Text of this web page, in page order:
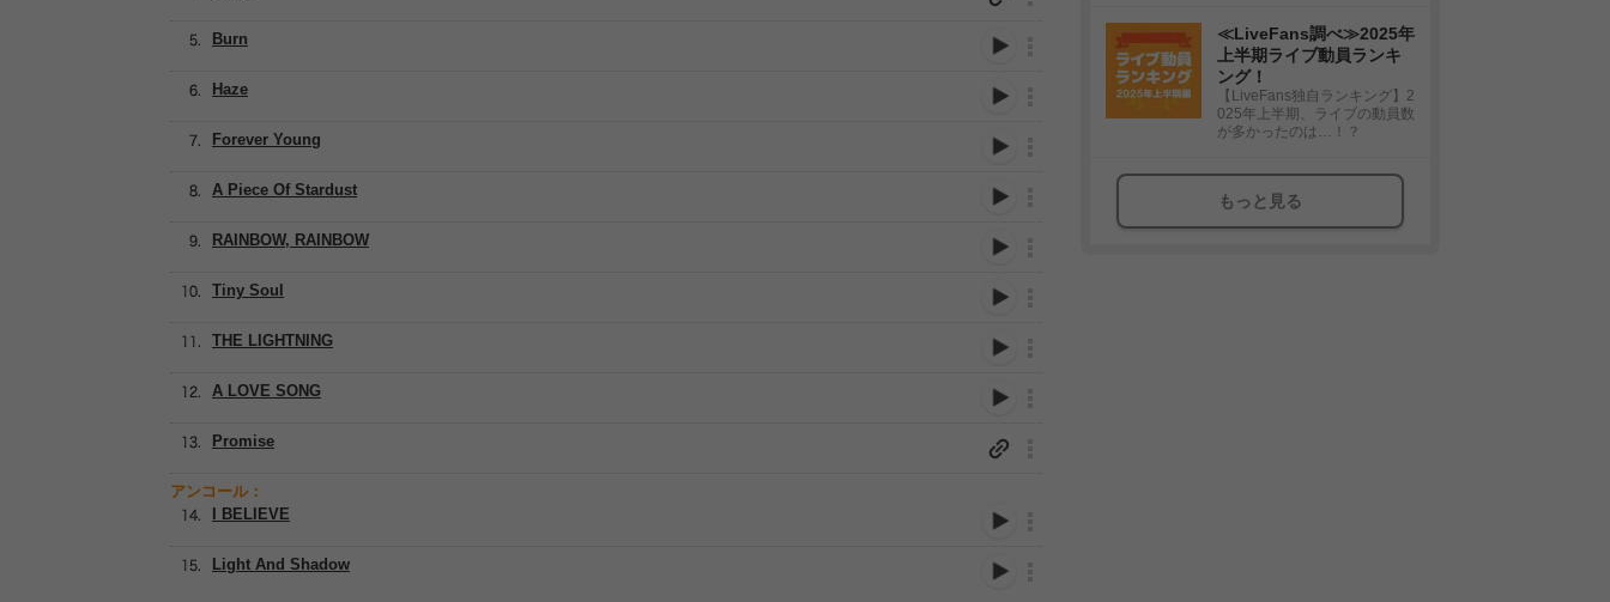
Haze
Forever Young
Burn
A Piece Of Stardust
RAINBOW, RAINBOW
Tiny Soul
THE LIGHTNING
A LOVE SONG
Promise
アンコール：
I BELIEVE
Light And Shadow
≪LiveFans調べ≫2025年
上半期ライブ動員ランキ
ング！
【LiveFans独自ランキング】2
025年上半期、ライブの動員数
が多かったのは…！？
もっと見る